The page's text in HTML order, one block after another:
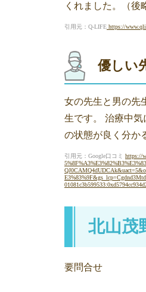
くれました。（後
引用元：Q-LIFE https://
優しい
女の先生と男の先
生です。 治療中
の状態が良く分か
引用元：Google口コミ https://
北山茂
要問合せ